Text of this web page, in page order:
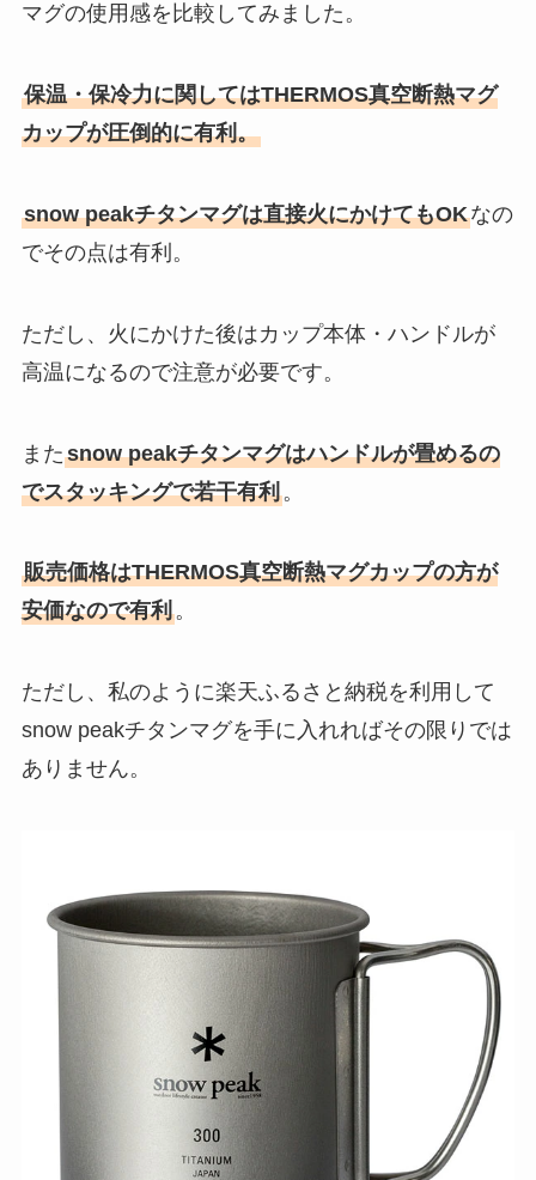
マグの使用感を比較してみました。
保温・保冷力に関してはTHERMOS真空断熱マグ
カップが圧倒的に有利。
snow peakチタンマグは直接火にかけてもOKなの
でその点は有利。
ただし、火にかけた後はカップ本体・ハンドルが
高温になるので注意が必要です。
またsnow peakチタンマグはハンドルが畳めるの
でスタッキングで若干有利。
販売価格はTHERMOS真空断熱マグカップの方が
安価なので有利。
ただし、私のように楽天ふるさと納税を利用して
snow peakチタンマグを手に入れればその限りでは
ありません。